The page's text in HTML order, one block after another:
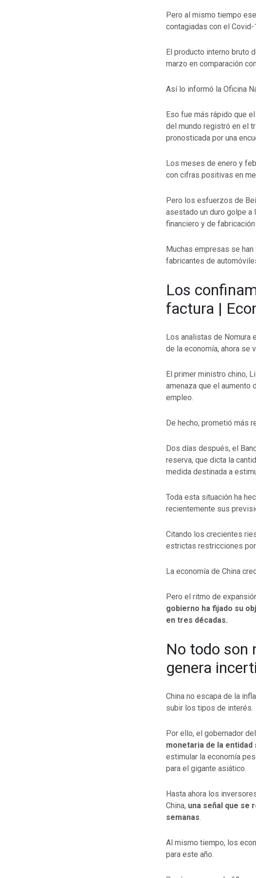
Pero al mismo tiempo
contagiadas con el Covid-
El producto interno bruto
marzo en comparación
Así lo informó la Oficina
Eso fue más rápido que
del mundo registró en el
pronosticada por una
Los meses de enero y
con cifras positivas en
Pero los esfuerzos de
asestado un duro golpe a
financiero y de
Muchas empresas se
fabricantes de
Los
factura |
Los analistas de Nomura
de la economía, ahora se
El primer ministro chino,
amenaza que el aumento
empleo.
De hecho, prometió más
Dos días después, el
reserva, que dicta la
medida destinada a
Toda esta situación ha
recientemente sus
Citando los crecientes
estrictas restricciones
La economía de China
Pero el ritmo de
gobierno ha fijado su
en tres décadas.
No todo son
genera
China no escapa de la
subir los tipos de interés.
Por ello, el gobernador
monetaria de la
estimular la economía
para el gigante asiático.
Hasta ahora los
China, una señal que se
semanas.
Al mismo tiempo, los
para este año.